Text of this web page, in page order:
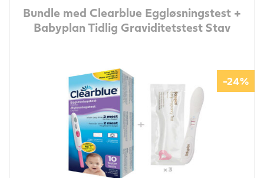
Bundle med Clearblue Eggløsningstest +
Babyplan Tidlig Graviditetstest Stav
-24%